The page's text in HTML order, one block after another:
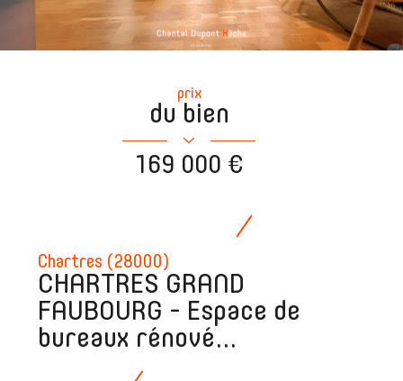
Chartres (28000)
CHARTRES GRAND
FAUBOURG - Espace de
bureaux rénové...
prix
du bien
169 000 €